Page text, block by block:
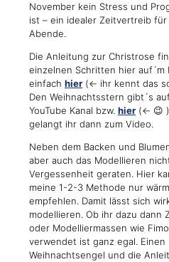
November kein Stress und
ist – ein idealer Zeitvertreib für
Abende.
Die Anleitung zur Christrose
einzelnen Schritten hier auf´m
einfach hier (<- ihr kennt das
Den Weihnachtsstern gibt´s
YouTube Kanal bzw. hier (<- 😉
gelangt ihr dann zum Video.
Neben dem Backen und
aber auch das Modellieren
Vergessenheit geraten. Hier
meine 1-2-3 Methode nur
empfehlen. Damit lässt sich
modellieren. Ob ihr dazu dann
oder Modelliermassen wie
verwendet ist ganz egal. Einen
Weihnachtsengel und die